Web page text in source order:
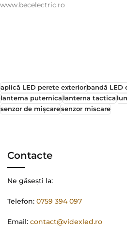
www.becelectric.ro
aplică LED perete exteriorbandă LED
lanterna puternica lanterna tactica
senzor de mișcaresenzor miscare
Contacte
Ne găsești la:
Telefon: 0759 394 097
Email: contact@videxled.ro